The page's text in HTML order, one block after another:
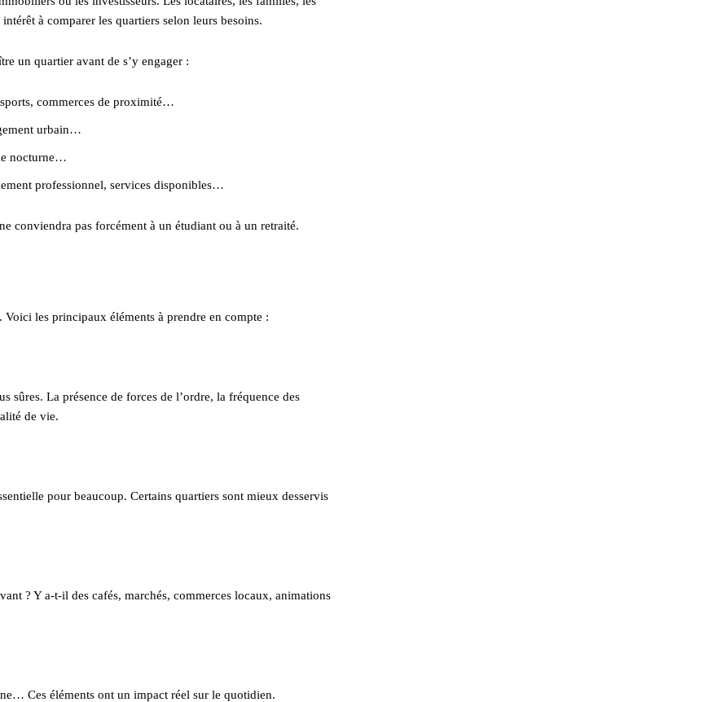
à comparer les quartiers selon leurs besoins.
un quartier avant de s’y engager :
commerces de proximité…
urbain…
nocturne…
professionnel, services disponibles…
conviendra pas forcément à un étudiant ou à un retraité.
les principaux éléments à prendre en compte :
sûres. La présence de forces de l’ordre, la fréquence des
de vie.
pour beaucoup. Certains quartiers sont mieux desservis
? Y a-t-il des cafés, marchés, commerces locaux, animations
Ces éléments ont un impact réel sur le quotidien.